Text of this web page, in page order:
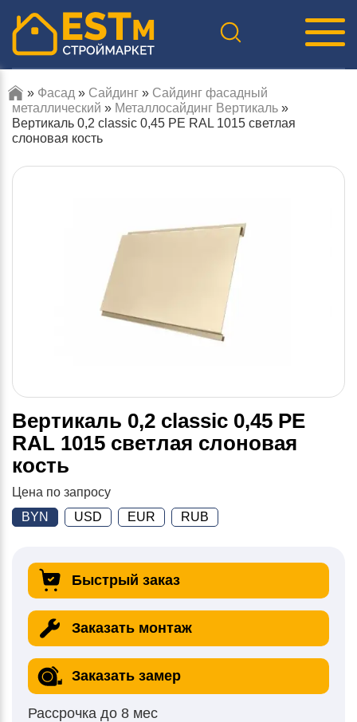
» Фасад » Сайдинг » Сайдинг фасадный
металлический » Металлосайдинг Вертикаль »
Вертикаль 0,2 classic 0,45 PE RAL 1015 светлая
слоновая кость
Вертикаль 0,2 classic 0,45 PE
RAL 1015 светлая слоновая
кость
Цена по запросу
BYN
USD EUR RUB
Быстрый заказ
Заказать монтаж
Заказать замер
Рассрочка до 8 мес